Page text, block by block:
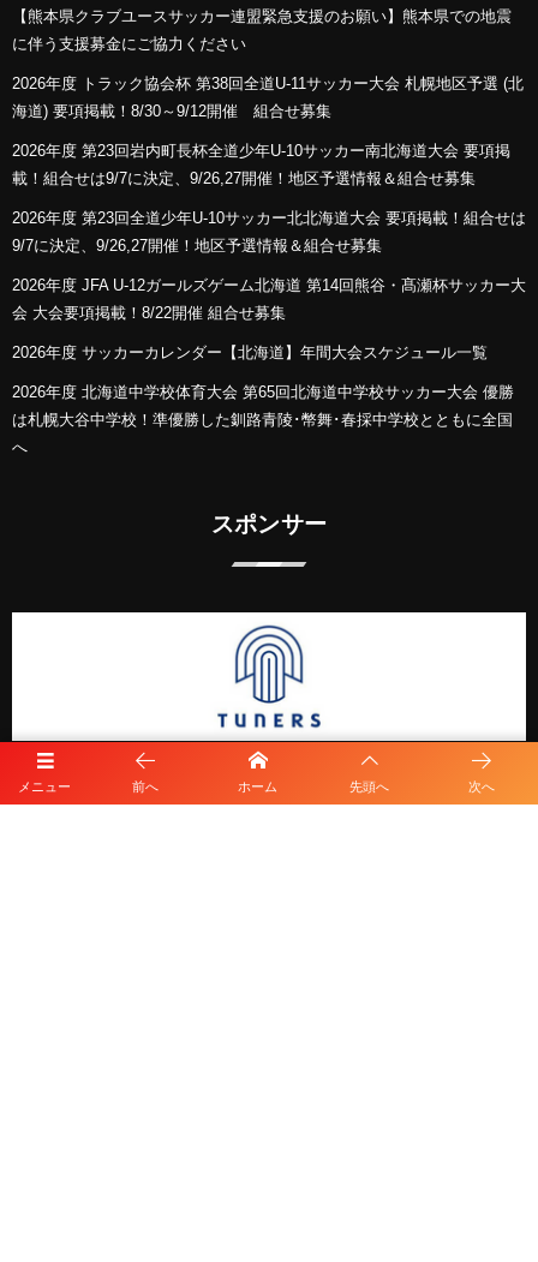
メニュー 前へ ホーム 先頭へ 次へ
【熊本県クラブユースサッカー連盟緊急支援のお願い】熊本県での地震
に伴う支援募金にご協力ください
2026年度 トラック協会杯 第38回全道U-11サッカー大会 札幌地区予選 (北
海道) 要項掲載！8/30～9/12開催 組合せ募集
2026年度 第23回岩内町長杯全道少年U-10サッカー南北海道大会 要項掲
載！組合せは9/7に決定、9/26,27開催！地区予選情報＆組合せ募集
2026年度 第23回全道少年U-10サッカー北北海道大会 要項掲載！組合せは
9/7に決定、9/26,27開催！地区予選情報＆組合せ募集
2026年度 JFA U-12ガールズゲーム北海道 第14回熊谷・髙瀬杯サッカー大
会 大会要項掲載！8/22開催 組合せ募集
2026年度 サッカーカレンダー【北海道】年間大会スケジュール一覧
2026年度 北海道中学校体育大会 第65回北海道中学校サッカー大会 優勝
は札幌大谷中学校！準優勝した釧路青陵･幣舞･春採中学校とともに全国
へ
スポンサー